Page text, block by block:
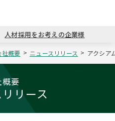
戻る
戻る
戻る
戻る
戻る
人材採用をお考えの企業様
社概要 ニュースリリース アクシア
概要
リース